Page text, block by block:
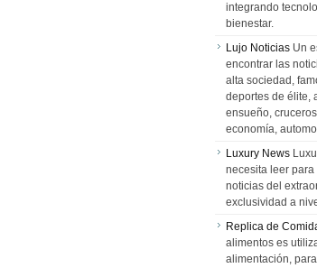
integrando
bienestar.
Lujo Noticias Un
encontrar las
alta sociedad,
deportes de élite,
ensueño,
economía,
Luxury News
necesita leer
noticias del
exclusividad a
Replica de
alimentos es
alimentación,